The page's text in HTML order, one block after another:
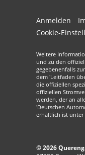
Anmelden
Cookie-
Weitere
und zu den
gegebenenfalls
dem 'Leitfaden
die offiziellen
offiziellen
werden, der an
'Deutschen
erhältlich ist unter
© 2026